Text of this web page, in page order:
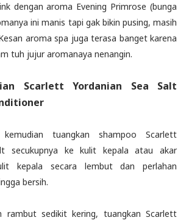
dengan aroma Evening Primrose (bunga
ini manis tapi gak bikin pusing, masih
aroma spa juga terasa banget karena
tuh jujur aromanaya nenangin.
Scarlett Yordanian Sea Salt
tuangkan shampoo Scarlett
secukupnya ke kulit kepala atau akar
kepala secara lembut dan perlahan
bersih.
rambut sedikit kering, tuangkan Scarlett